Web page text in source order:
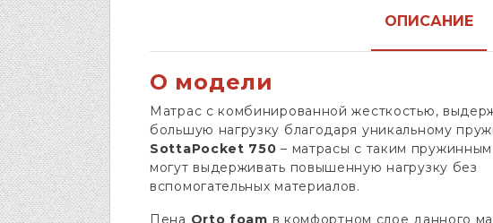
ОПИСАНИЕ
О модели
Матрас с комбинированной жесткостью,
большую нагрузку благодаря уникальному
SottaPocket 750 – матрасы с таким
могут выдерживать повышенную нагрузку без
вспомогательных материалов.
Пена Orto foam в комфортном слое данного